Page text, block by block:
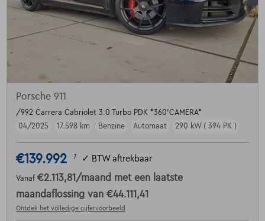
Porsche 911
/992 Carrera Cabriolet 3.0 Turbo PDK *360'CAMERA*
04/2025
17.598 km Benzine Automaat 290 kW ( 394 PK )
€139.992 1 ✓ BTW aftrekbaar
Vanaf €2.113,81 /maand met een laatste
maandaflossing van €44.111,41
Ontdek het volledige cijfervoorbeeld